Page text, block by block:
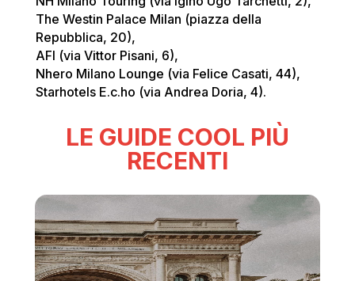
The Westin Palace Milan (piazza della
Repubblica, 20),
AFI (via Vittor Pisani, 6),
Nhero Milano Lounge (via Felice Casati, 44),
Starhotels E.c.ho (via Andrea Doria, 4).
LE GUIDE COOL PIÙ
RECENTI